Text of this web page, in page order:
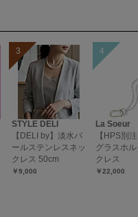
STYLE DELI
【DELI by】淡水パ
ールステンレスネッ
クレス 50cm
￥9,000
La Soeur
【HPS別
グラスホ
クレス
￥22,000